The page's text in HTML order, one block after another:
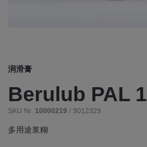
润滑膏
Berulub PAL 1
SKU Nr. 10000219 / 9012329
多用途浆糊